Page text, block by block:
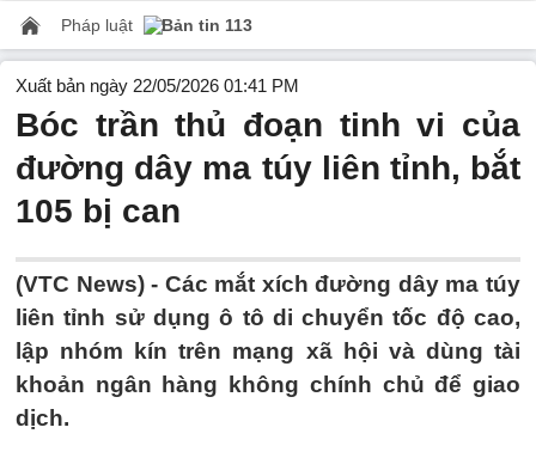
Pháp luật Bản tin 113
Xuất bản ngày 22/05/2026 01:41 PM
Bóc trần thủ đoạn tinh vi của
đường dây ma túy liên tỉnh, bắt
105 bị can
(VTC News) - Các mắt xích đường dây ma túy
liên tỉnh sử dụng ô tô di chuyển tốc độ cao,
lập nhóm kín trên mạng xã hội và dùng tài
khoản ngân hàng không chính chủ để giao
dịch.